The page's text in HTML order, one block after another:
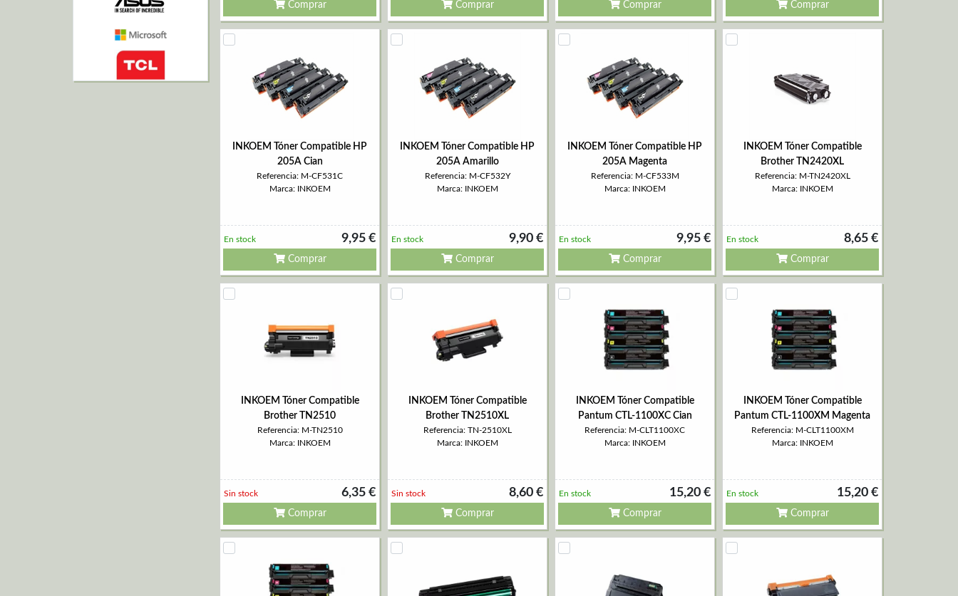
Comprar Comprar Comprar Comprar
INKOEM Tóner Compatible HP
205A Cian
Referencia: M-CF531C
Marca: INKOEM
9,95 €
En stock
Comprar
INKOEM Tóner Compatible HP
205A Amarillo
Referencia: M-CF532Y
Marca: INKOEM
9,90 €
En stock
Comprar
INKOEM Tóner Compatible HP
205A Magenta
Referencia: M-CF533M
Marca: INKOEM
9,95 €
En stock
Comprar
INKOEM Tóner Compatible
Brother TN2420XL
Referencia: M-TN2420XL
Marca: INKOEM
8,65 €
En stock
Comprar
INKOEM Tóner Compatible
Brother TN2510
Referencia: M-TN2510
Marca: INKOEM
6,35 €
Sin stock
Comprar
INKOEM Tóner Compatible
Brother TN2510XL
Referencia: TN-2510XL
Marca: INKOEM
8,60 €
Sin stock
Comprar
INKOEM Tóner Compatible
Pantum CTL-1100XC Cian
Referencia: M-CLT1100XC
Marca: INKOEM
15,20 €
En stock
Comprar
INKOEM Tóner Compatible
Pantum CTL-1100XM Magenta
Referencia: M-CLT1100XM
Marca: INKOEM
15,20 €
En stock
Comprar